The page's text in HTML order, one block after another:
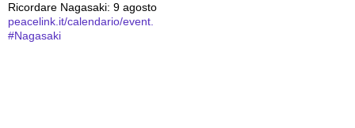
Ricordare Nagasaki: 9 agosto
peacelink.it/calendario/event.
#Nagasaki